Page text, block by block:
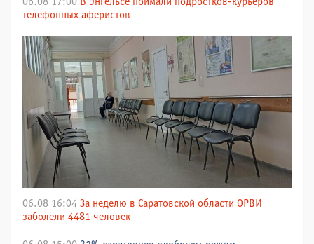
телефонных аферистов
06.08 16:04 За неделю в Саратовской области ОРВИ
заболели 4481 человек